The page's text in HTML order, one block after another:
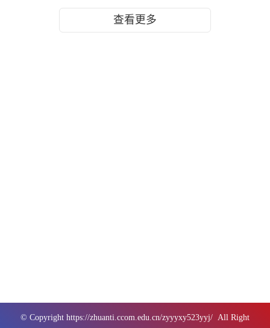
查看更多
© Copyright https://zhuanti.ccom.edu.cn/zyyyxy523yyj/ All Right